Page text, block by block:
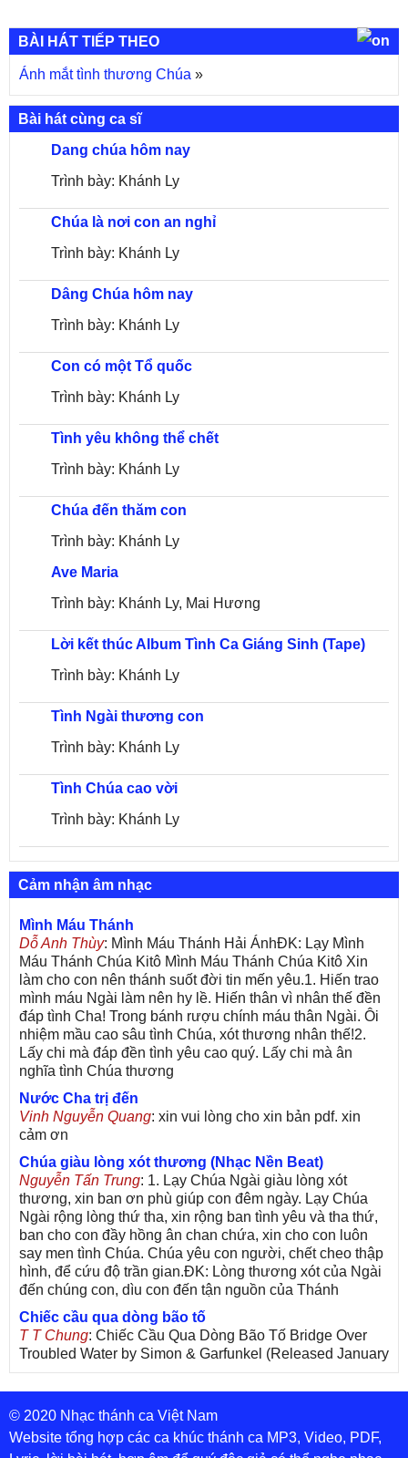
BÀI HÁT TIẾP THEO
Ánh mắt tình thương Chúa »
Bài hát cùng ca sĩ
Dang chúa hôm nay
Trình bày: Khánh Ly
Chúa là nơi con an nghỉ
Trình bày: Khánh Ly
Dâng Chúa hôm nay
Trình bày: Khánh Ly
Con có một Tổ quốc
Trình bày: Khánh Ly
Tình yêu không thể chết
Trình bày: Khánh Ly
Chúa đến thăm con
Trình bày: Khánh Ly
Ave Maria
Trình bày: Khánh Ly, Mai Hương
Lời kết thúc Album Tình Ca Giáng Sinh (Tape)
Trình bày: Khánh Ly
Tình Ngài thương con
Trình bày: Khánh Ly
Tình Chúa cao vời
Trình bày: Khánh Ly
Cảm nhận âm nhạc
Mình Máu Thánh
Dỗ Anh Thùy: Mình Máu Thánh Hải ÁnhĐK: Lạy Mình
Máu Thánh Chúa Kitô Mình Máu Thánh Chúa Kitô Xin
làm cho con nên thánh suốt đời tin mến yêu.1. Hiến trao
mình máu Ngài làm nên hy lề. Hiến thân vì nhân thế đền
đáp tình Cha! Trong bánh rượu chính máu thân Ngài. Ôi
nhiệm mầu cao sâu tình Chúa, xót thương nhân thế!2.
Lấy chi mà đáp đền tình yêu cao quý. Lấy chi mà ân
nghĩa tình Chúa thương
Nước Cha trị đến
Vinh Nguyễn Quang: xin vui lòng cho xin bản pdf. xin
cảm ơn
Chúa giàu lòng xót thương (Nhạc Nền Beat)
Nguyễn Tấn Trung: 1. Lạy Chúa Ngài giàu lòng xót
thương, xin ban ơn phù giúp con đêm ngày. Lạy Chúa
Ngài rộng lòng thứ tha, xin rộng ban tình yêu và tha thứ,
ban cho con đầy hồng ân chan chứa, xin cho con luôn
say men tình Chúa. Chúa yêu con người, chết cheo thập
hình, để cứu độ trần gian.ĐK: Lòng thương xót của Ngài
đến chúng con, dìu con đến tận nguồn của Thánh
Chiếc cầu qua dòng bão tố
T T Chung: Chiếc Cầu Qua Dòng Bão Tố Bridge Over
Troubled Water by Simon & Garfunkel (Released January
26, 1970) Lời Việt: Nhạc Sĩ Vũ Đức Nghiêm Trình Bày:
Chung Tử Lưu
De Colores! (Lời Việt)
Son Vu: Bài hát có lời chưa.Cám ơn
© 2020 Nhạc thánh ca Việt Nam
Website tổng hợp các ca khúc thánh ca MP3, Video, PDF,